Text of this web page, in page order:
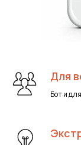
Для
Бот и